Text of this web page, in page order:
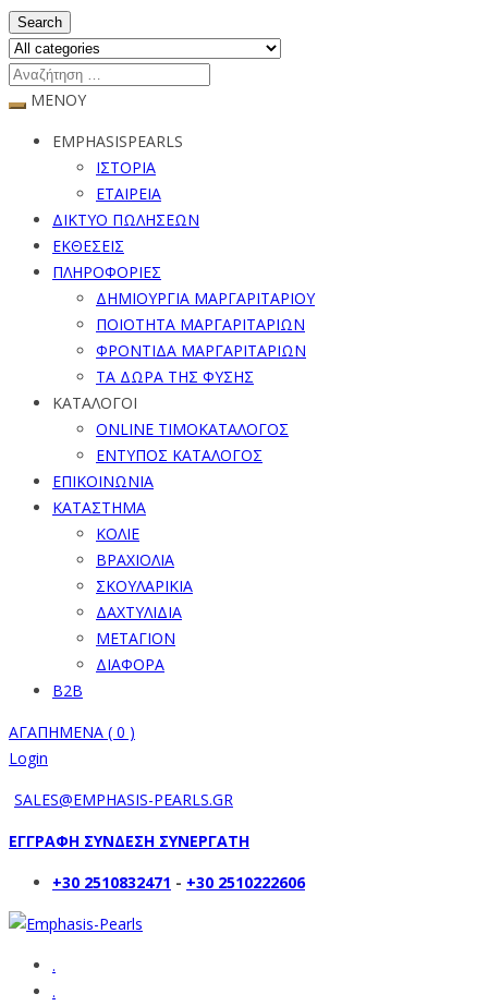
Search
ΜΕΝΟΥ
EMPHASISPEARLS
ΙΣΤΟΡΙΑ
ΕΤΑΙΡΕΙΑ
ΔΙΚΤΥΟ ΠΩΛΗΣΕΩΝ
ΕΚΘΕΣΕΙΣ
ΠΛΗΡΟΦΟΡΙΕΣ
ΔΗΜΙΟΥΡΓΙΑ ΜΑΡΓΑΡΙΤΑΡΙΟΥ
ΠΟΙΟΤΗΤΑ ΜΑΡΓΑΡΙΤΑΡΙΩΝ
ΦΡΟΝΤΙΔΑ ΜΑΡΓΑΡΙΤΑΡΙΩΝ
ΤΑ ΔΩΡΑ ΤΗΣ ΦΥΣΗΣ
ΚΑΤΑΛΟΓΟΙ
ONLINE ΤΙΜΟΚΑΤΑΛΟΓΟΣ
ΕΝΤΥΠΟΣ ΚΑΤΑΛΟΓΟΣ
ΕΠΙΚΟΙΝΩΝΙΑ
ΚΑΤΑΣΤΗΜΑ
ΚΟΛΙΕ
ΒΡΑΧΙΟΛΙΑ
ΣΚΟΥΛΑΡΙΚΙΑ
ΔΑΧΤΥΛΙΔΙΑ
ΜΕΤΑΓΙΟΝ
ΔΙΑΦΟΡΑ
B2B
ΑΓΑΠΗΜΕΝΑ ( 0 )
Login
SALES@EMPHASIS-PEARLS.GR
ΕΓΓΡΑΦΗ ΣΥΝΔΕΣΗ ΣΥΝΕΡΓΑΤΗ
+30 2510832471 - +30 2510222606
.
.